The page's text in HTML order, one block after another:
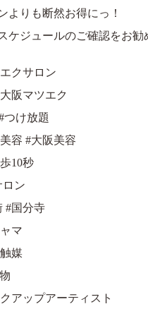
よりも断然お得にっ！
ケジュールのご確認をお勧
クサロン
阪マツエク
つけ放題
容 #大阪美容
10秒
ロン
#国分寺
マ
媒
アップアーティスト